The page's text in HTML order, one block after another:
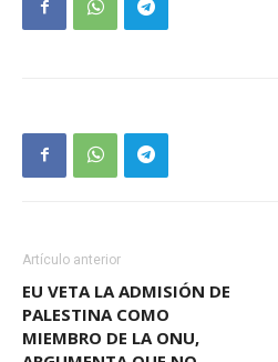
Artículo anterior
EU VETA LA ADMISIÓN DE
PALESTINA COMO
MIEMBRO DE LA ONU,